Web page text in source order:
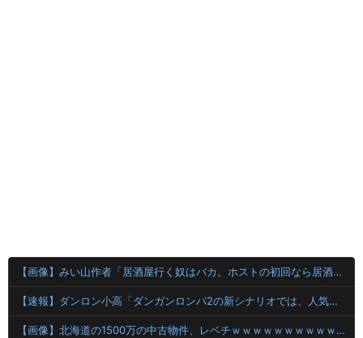
【画像】みい山作者「居酒屋行く奴はバカ。ホストの初回なら居酒屋より安く飲めてイケメンにチヤホヤされる」
【速報】ダンロン小高「ダンガンロンパ2の新シナリオでは、人気キャラも殺していきますw」
【画像】北海道の1500万の中古物件、レベチｗｗｗｗｗｗｗｗｗｗｗｗｗｗｗｗｗｗｗｗ